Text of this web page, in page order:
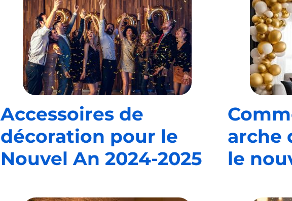
Accessoires de
décoration pour le
Nouvel An 2024-2025
arche
le